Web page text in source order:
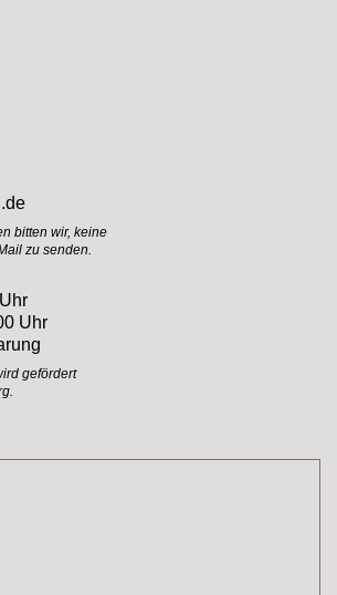
bitten wir, keine
zu senden.
Uhr
gefördert